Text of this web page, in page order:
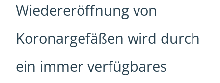
Wiedereröffnung von
Koronargefäßen wird durch
ein immer verfügbares